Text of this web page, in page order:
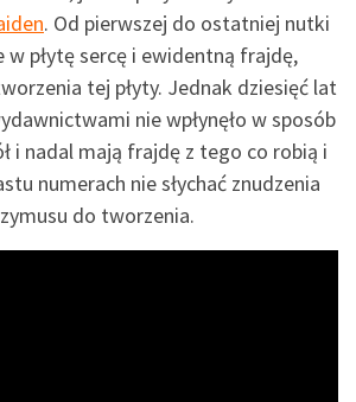
. Od pierwszej do ostatniej nutki
w płytę sercę i ewidentną frajdę,
tej płyty. Jednak dziesięć lat
nie wpłynęło w sposób
i nadal mają frajdę z tego co robią i
numerach nie słychać znudzenia
do tworzenia.